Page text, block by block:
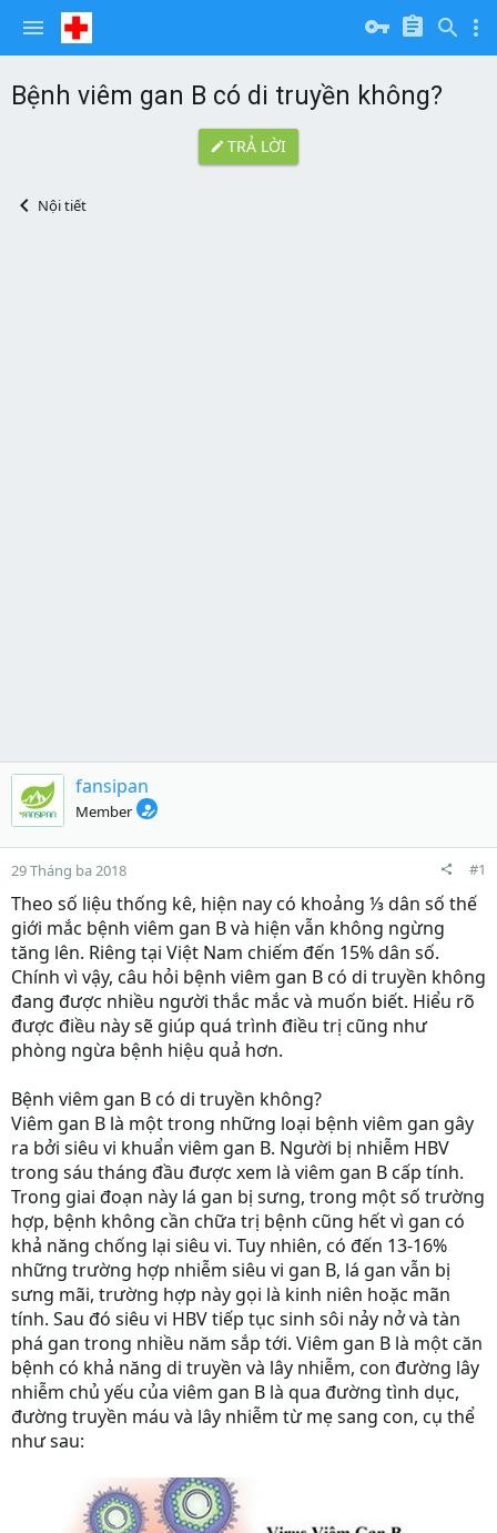
Bệnh viêm gan B có di truyền không?
TRẢ LỜI
Nội tiết
fansipan
Member
29 Tháng ba 2018 #1
Theo số liệu thống kê, hiện nay có khoảng ⅓ dân số thế
giới mắc bệnh viêm gan B và hiện vẫn không ngừng
tăng lên. Riêng tại Việt Nam chiếm đến 15% dân số.
Chính vì vậy, câu hỏi bệnh viêm gan B có di truyền không
đang được nhiều người thắc mắc và muốn biết. Hiểu rõ
được điều này sẽ giúp quá trình điều trị cũng như
phòng ngừa bệnh hiệu quả hơn.
Bệnh viêm gan B có di truyền không?
Viêm gan B là một trong những loại bệnh viêm gan gây
ra bởi siêu vi khuẩn viêm gan B. Người bị nhiễm HBV
trong sáu tháng đầu được xem là viêm gan B cấp tính.
Trong giai đoạn này lá gan bị sưng, trong một số trường
hợp, bệnh không cần chữa trị bệnh cũng hết vì gan có
khả năng chống lại siêu vi. Tuy nhiên, có đến 13-16%
những trường hợp nhiễm siêu vi gan B, lá gan vẫn bị
sưng mãi, trường hợp này gọi là kinh niên hoặc mãn
tính. Sau đó siêu vi HBV tiếp tục sinh sôi nảy nở và tàn
phá gan trong nhiều năm sắp tới. Viêm gan B là một căn
bệnh có khả năng di truyền và lây nhiễm, con đường lây
nhiễm chủ yếu của viêm gan B là qua đường tình dục,
đường truyền máu và lây nhiễm từ mẹ sang con, cụ thể
như sau: